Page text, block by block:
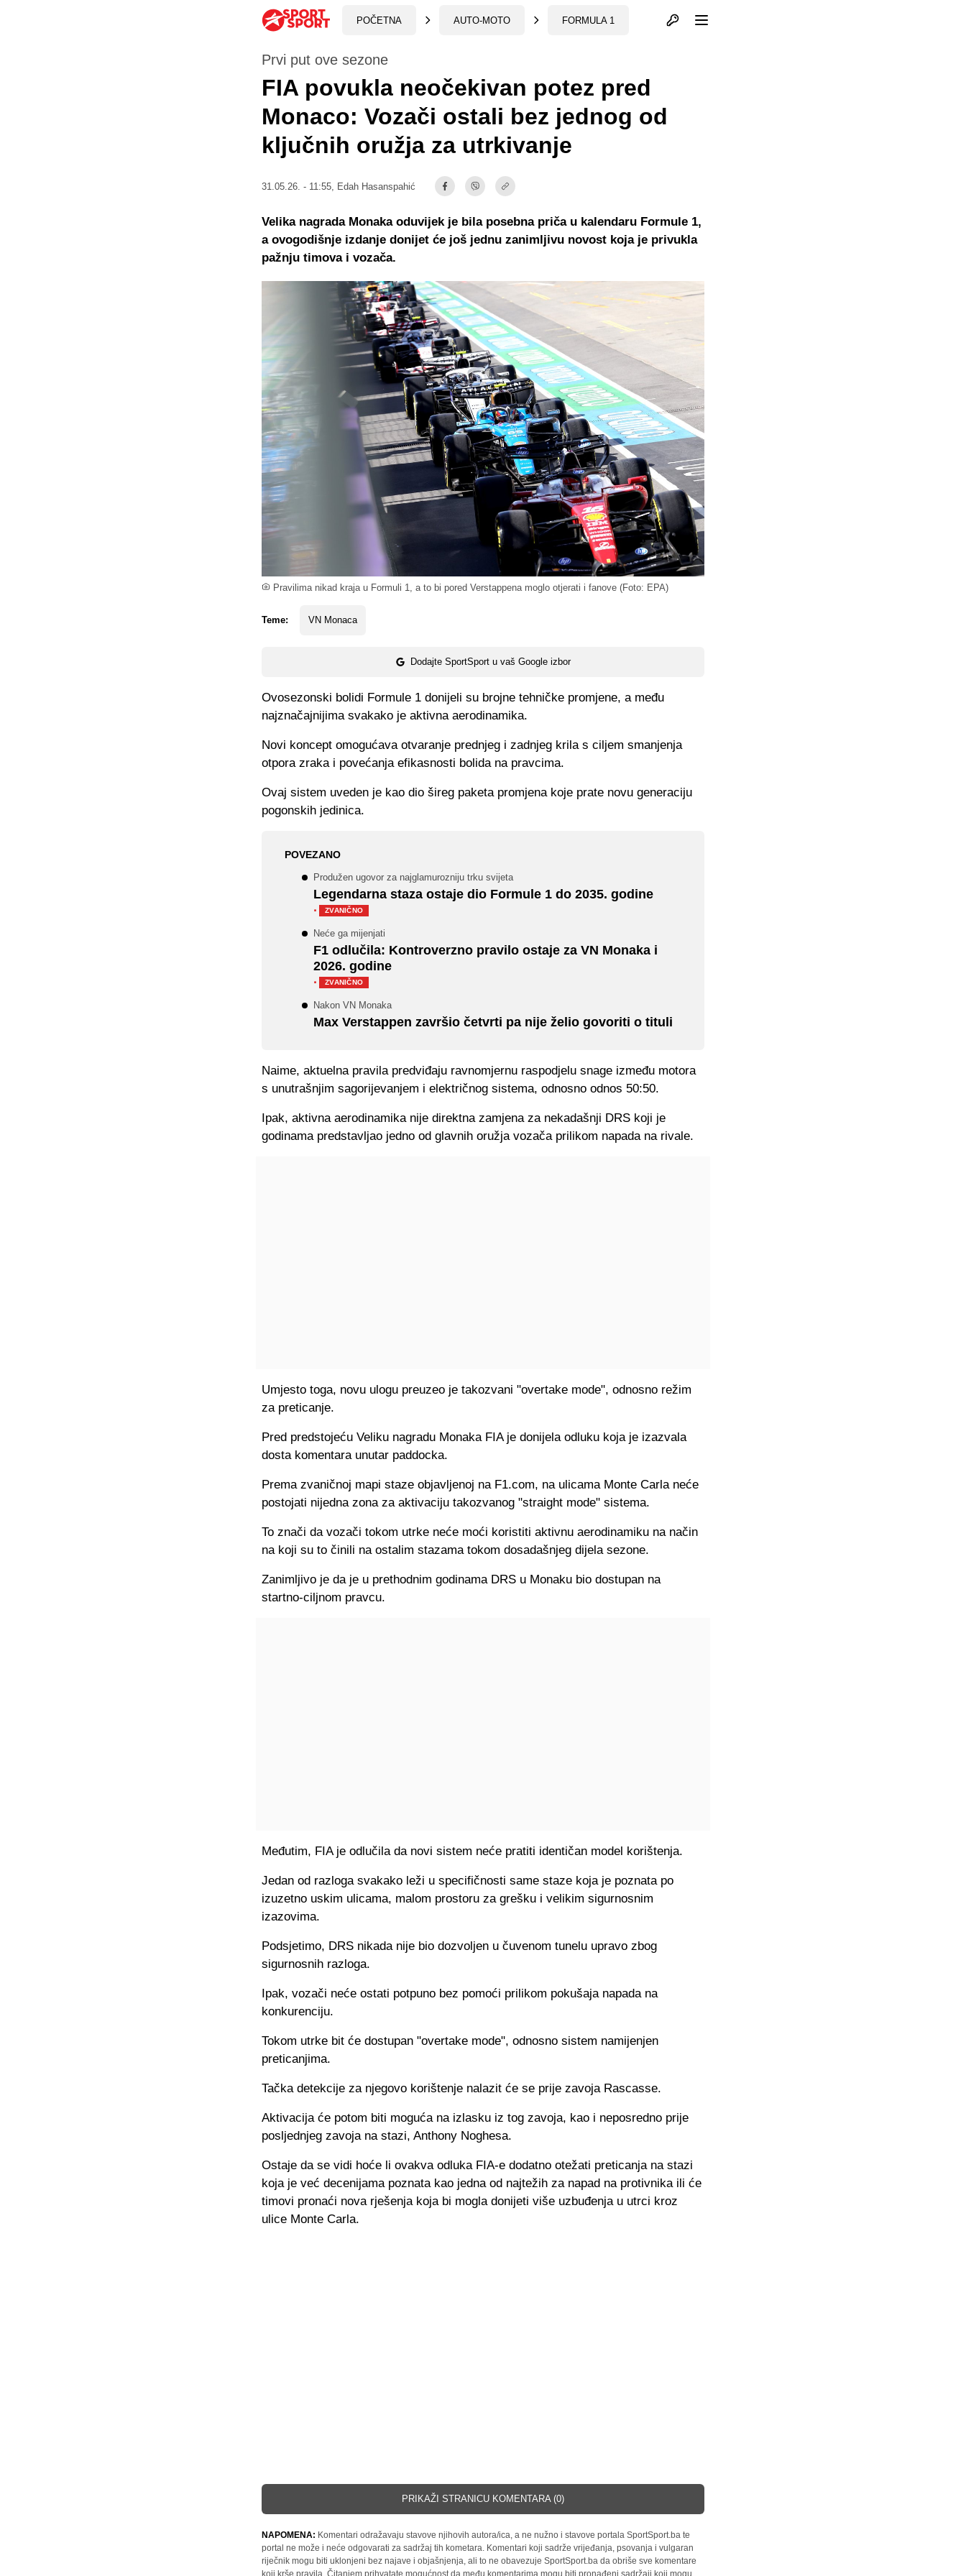
POČETNA AUTO-MOTO FORMULA 1 Otvori profil
Pravilima nikad kraja u Formuli 1, a to bi pored Verstappena moglo otjerati i fanove (Foto: EPA)
Prvi put ove sezone
FIA povukla neočekivan potez pred
Monaco: Vozači ostali bez jednog od
ključnih oružja za utrkivanje
31.05.26. - 11:55, Edah Hasanspahić
Teme: VN Monaca
Dodajte SportSport u vaš Google izbor
Velika nagrada Monaka oduvijek je bila posebna priča u kalendaru Formule 1,
a ovogodišnje izdanje donijet će još jednu zanimljivu novost koja je privukla
pažnju timova i vozača.
Ovosezonski bolidi Formule 1 donijeli su brojne tehničke promjene, a među
najznačajnijima svakako je aktivna aerodinamika.
Novi koncept omogućava otvaranje prednjeg i zadnjeg krila s ciljem smanjenja
otpora zraka i povećanja efikasnosti bolida na pravcima.
Ovaj sistem uveden je kao dio šireg paketa promjena koje prate novu generaciju
pogonskih jedinica.
POVEZANO
Produžen ugovor za najglamurozniju trku svijeta
Legendarna staza ostaje dio Formule 1 do 2035. godine
·
ZVANIČNO
Neće ga mijenjati
F1 odlučila: Kontroverzno pravilo ostaje za VN Monaka i
2026. godine
·
ZVANIČNO
Nakon VN Monaka
Max Verstappen završio četvrti pa nije želio govoriti o tituli
Naime, aktuelna pravila predviđaju ravnomjernu raspodjelu snage između motora
s unutrašnjim sagorijevanjem i električnog sistema, odnosno odnos 50:50.
Ipak, aktivna aerodinamika nije direktna zamjena za nekadašnji DRS koji je
godinama predstavljao jedno od glavnih oružja vozača prilikom napada na rivale.
Umjesto toga, novu ulogu preuzeo je takozvani "overtake mode", odnosno režim
za preticanje.
Pred predstojeću Veliku nagradu Monaka FIA je donijela odluku koja je izazvala
dosta komentara unutar paddocka.
Prema zvaničnoj mapi staze objavljenoj na F1.com, na ulicama Monte Carla neće
postojati nijedna zona za aktivaciju takozvanog "straight mode" sistema.
To znači da vozači tokom utrke neće moći koristiti aktivnu aerodinamiku na način
na koji su to činili na ostalim stazama tokom dosadašnjeg dijela sezone.
Zanimljivo je da je u prethodnim godinama DRS u Monaku bio dostupan na
startno-ciljnom pravcu.
Međutim, FIA je odlučila da novi sistem neće pratiti identičan model korištenja.
Jedan od razloga svakako leži u specifičnosti same staze koja je poznata po
izuzetno uskim ulicama, malom prostoru za grešku i velikim sigurnosnim
izazovima.
Podsjetimo, DRS nikada nije bio dozvoljen u čuvenom tunelu upravo zbog
sigurnosnih razloga.
Ipak, vozači neće ostati potpuno bez pomoći prilikom pokušaja napada na
konkurenciju.
Tokom utrke bit će dostupan "overtake mode", odnosno sistem namijenjen
preticanjima.
Tačka detekcije za njegovo korištenje nalazit će se prije zavoja Rascasse.
Aktivacija će potom biti moguća na izlasku iz tog zavoja, kao i neposredno prije
posljednjeg zavoja na stazi, Anthony Noghesa.
Ostaje da se vidi hoće li ovakva odluka FIA-e dodatno otežati preticanja na stazi
koja je već decenijama poznata kao jedna od najtežih za napad na protivnika ili će
timovi pronaći nova rješenja koja bi mogla donijeti više uzbuđenja u utrci kroz
ulice Monte Carla.
PRIKAŽI STRANICU KOMENTARA (0)
NAPOMENA: Komentari odražavaju stavove njihovih autora/ica, a ne nužno i stavove portala SportSport.ba te
portal ne može i neće odgovarati za sadržaj tih kometara. Komentari koji sadrže vrijeđanja, psovanja i vulgaran
riječnik mogu biti uklonjeni bez najave i objašnjenja, ali to ne obavezuje SportSport.ba da obriše sve komentare
koji krše pravila. Čitanjem prihvatate mogućnost da među komentarima mogu biti pronađeni sadržaji koji mogu